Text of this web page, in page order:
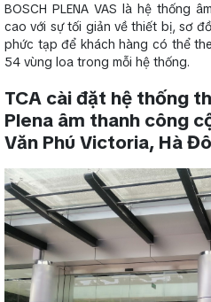
BOSCH PLENA VAS là hệ thống
cao với sự tối giản về thiết bị, sơ
phức tạp để khách hàng có thể
54 vùng loa trong mỗi hệ thống.
TCA cài đặt hệ thống
Plena âm thanh công
Văn Phú Victoria, Hà